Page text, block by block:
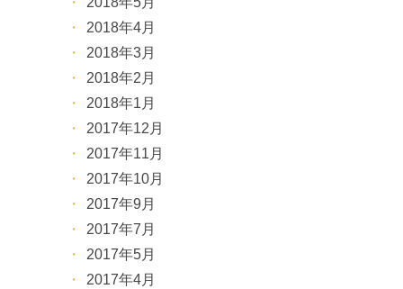
2018年4月
2018年3月
2018年2月
2018年1月
2017年12月
2017年11月
2017年10月
2017年9月
2017年7月
2017年5月
2017年4月